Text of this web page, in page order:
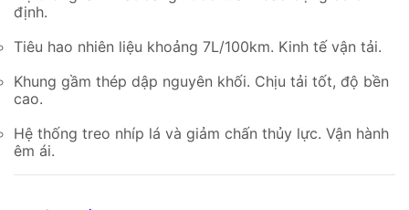
định.
Tiêu hao nhiên liệu khoảng 7L/100km. Kinh tế vận tải.
Khung gầm thép dập nguyên khối. Chịu tải tốt, độ bền
cao.
Hệ thống treo nhíp lá và giảm chấn thủy lực. Vận hành
êm ái.